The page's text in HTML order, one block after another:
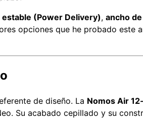
(Power Delivery), ancho
opciones que he probado este
de diseño. La Nomos Air
Su acabado cepillado y su